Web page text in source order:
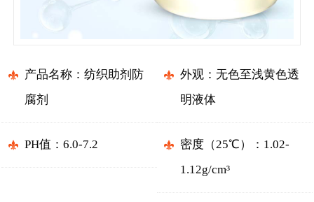
产品名称：纺织助剂防
腐剂
外观：无色至浅黄色透
明液体
PH值：6.0-7.2
密度（25℃）：1.02-
1.12g/cm³